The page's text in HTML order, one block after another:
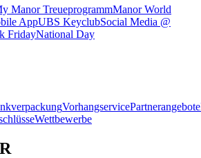
Manor TreueprogrammManor World
AppUBS KeyclubSocial Media @
FridayNational Day
VorhangservicePartnerangebote
Wettbewerbe